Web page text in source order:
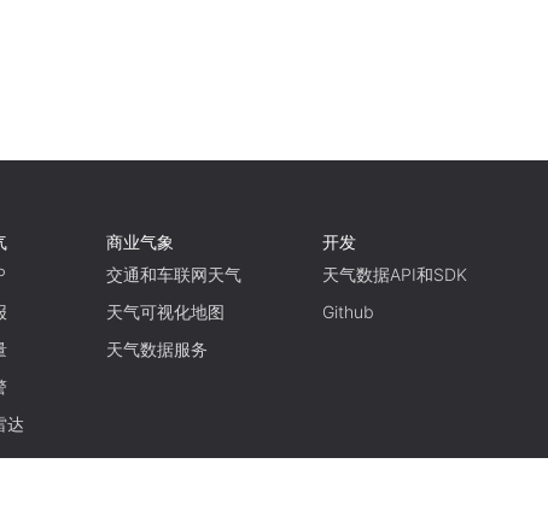
达
商业气象
交通和车联网天气
天气可视化地图
天气数据服务
开发
天气数据API和SDK
Github